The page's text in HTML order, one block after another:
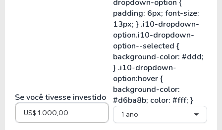
Se você tivesse investido
1 ano